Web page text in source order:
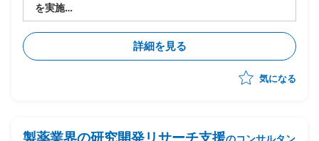
を実施
・PJ参画者への指揮や顧客との調整対応
・参画者のフォローと評価
詳細を見る
気になる
のコンサルタン